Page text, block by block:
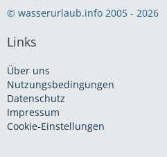
© wasserurlaub.info 2005 - 2026
Links
Über uns
Nutzungsbedingungen
Datenschutz
Impressum
Cookie-Einstellungen